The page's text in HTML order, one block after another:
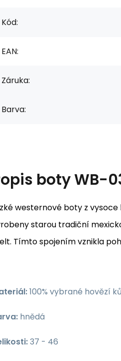
Kód:
EAN:
Záruka:
Barva:
boty WB-
westernové boty z
starou tradiční
Tímto spojením vznikla
100% vybrané hovězí
hnědá
37 - 46